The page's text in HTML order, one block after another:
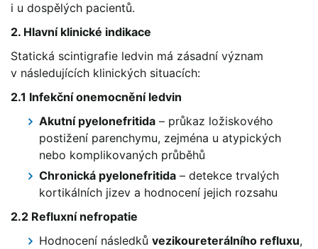
i u dospělých pacientů.
2. Hlavní klinické indikace
Statická scintigrafie ledvin má zásadní význam
v následujících klinických situacích:
2.1 Infekční onemocnění ledvin
Akutní pyelonefritida – průkaz ložiskového
postižení parenchymu, zejména u atypických
nebo komplikovaných průběhů
Chronická pyelonefritida – detekce trvalých
kortikálních jizev a hodnocení jejich rozsahu
2.2 Refluxní nefropatie
Hodnocení následků vezikoureterálního refluxu,